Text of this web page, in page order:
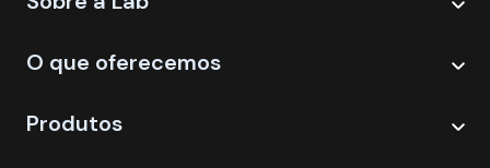
O que oferecemos
Produtos